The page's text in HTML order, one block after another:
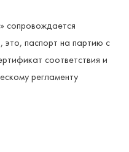
сопровождается
паспорт на партию с
соответствия и
регламенту